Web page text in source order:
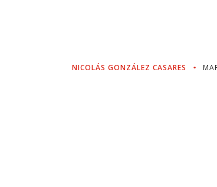
NICOLÁS GONZÁLEZ CASARES